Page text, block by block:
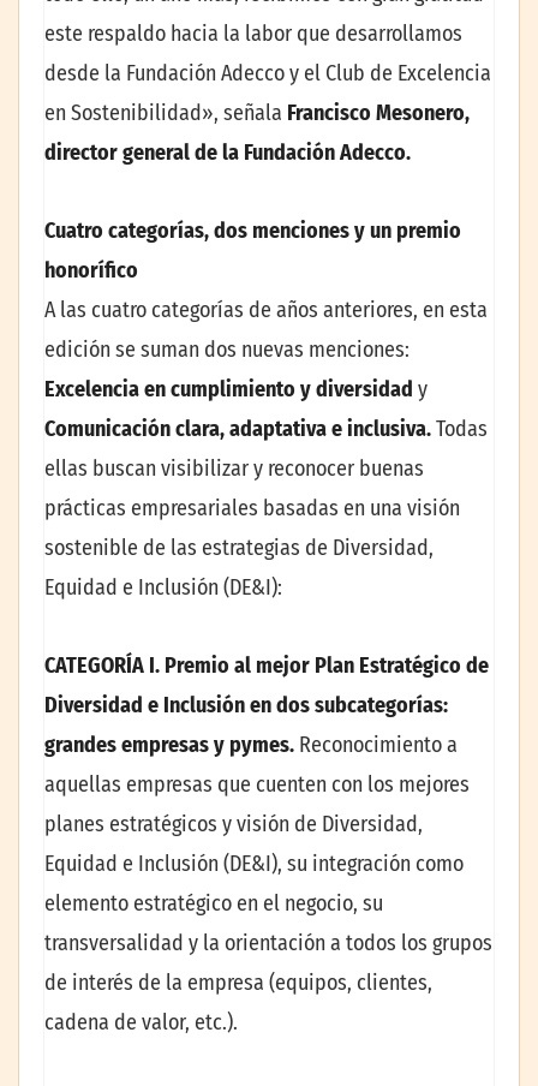
este respaldo hacia la labor que desarrollamos
desde la Fundación Adecco y el Club de Excelencia
en Sostenibilidad», señala Francisco Mesonero,
director general de la Fundación Adecco.
Cuatro categorías, dos menciones y un premio
honorífico
A las cuatro categorías de años anteriores, en esta
edición se suman dos nuevas menciones:
Excelencia en cumplimiento y diversidad y
Comunicación clara, adaptativa e inclusiva.Todas
ellas buscan visibilizar y reconocer buenas
prácticas empresariales basadas en una visión
sostenible de las estrategias de Diversidad,
Equidad e Inclusión (DE&I):
CATEGORÍA I. Premio al mejor Plan Estratégico de
Diversidad e Inclusión en dos subcategorías:
grandes empresas y pymes. Reconocimiento a
aquellas empresas que cuenten con los mejores
planes estratégicos y visión de Diversidad,
Equidad e Inclusión (DE&I), su integración como
elemento estratégico en el negocio, su
transversalidad y la orientación a todos los grupos
de interés de la empresa (equipos, clientes,
cadena de valor, etc.).